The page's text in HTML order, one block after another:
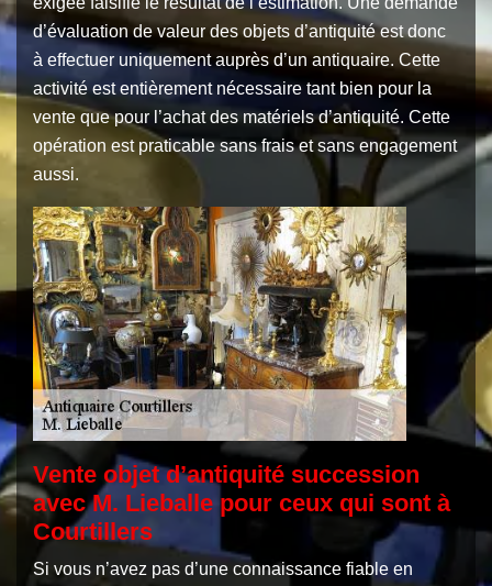
d’évaluation de valeur des objets d’antiquité est donc
à effectuer uniquement auprès d’un antiquaire. Cette
activité est entièrement nécessaire tant bien pour la
vente que pour l’achat des matériels d’antiquité. Cette
opération est praticable sans frais et sans engagement
aussi.
Vente objet d’antiquité succession
avec M. Lieballe pour ceux qui sont à
Courtillers
Si vous n’avez pas d’une connaissance fiable en